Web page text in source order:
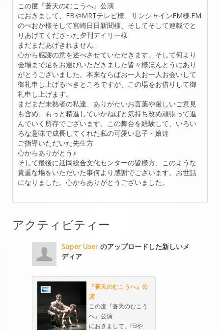
この度『蒼天のむこうへ』公演
におきまして、FBやMRTテレビ様、サンシャインFM様.FM
のべおか様そして宮崎日日新聞様、そしてそして連載でと
りあげてくださった夕刊デイリー様
まだまだあげきれません…
心から感謝の意を述べさせていただきます。そして何より
会場まで足をお運びいただきました皆々様ほんとうにあり
がとうございました。本来ならばお一人お一人お会いして
御礼申し上げるべきところですが、この場をお借りして御
礼申し上げます。
まだまだ未熟者の私達、ありがたいお言葉や厳しいご意見
も含め、もっと精進していかねばと気持ち改め頑張って進
んでいく所存でございます。この舞台を経験して、いろい
ろな意味で成長してくれた私の可愛い息子・娘達
ご指導いただいた先生方
心からありがとう♪
そして最後に延岡総合文化センターの皆様方、このような
貴重な場をいただいた事何より感謝でございます。お世話
になりました。心からありがとうございました。
アクティビティー
Super User のアップロードした新しいメ
ディア
『蒼天のむこうへ』公
演
この度『蒼天のむこう
へ』公演
におきまして、FBや